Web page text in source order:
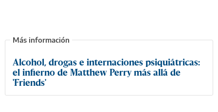
Alcohol, drogas e internaciones psiquiátricas:
el infierno de Matthew Perry más allá de
'Friends'